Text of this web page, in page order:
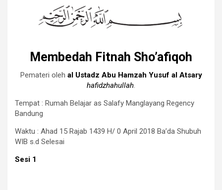
Membedah Fitnah Sho’afiqoh
Pemateri oleh al Ustadz Abu Hamzah Yusuf al Atsary
hafidzhahullah.
Tempat : Rumah Belajar as Salafy Manglayang Regency
Bandung
Waktu : Ahad 15 Rajab 1439 H/ 0 April 2018 Ba’da Shubuh
WIB s.d Selesai
Sesi 1